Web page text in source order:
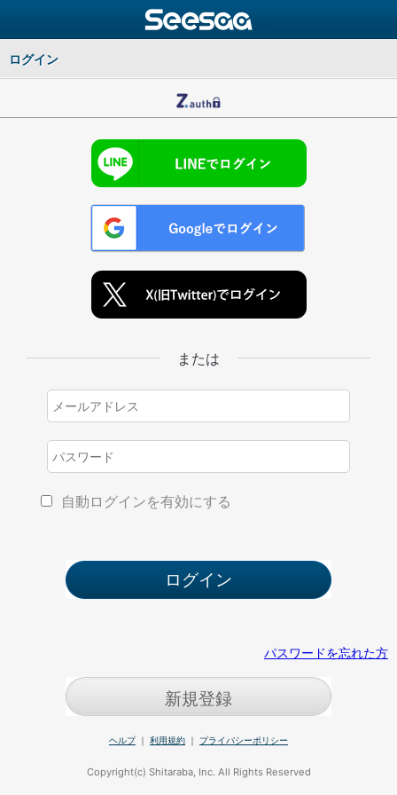
ログイン
または
自動ログインを有効にする
パスワードを忘れた方
新規登録
ヘルプ｜ 利用規約 ｜ プライバシーポリシー
Copyright(c) Shitaraba, Inc. All Rights Reserved